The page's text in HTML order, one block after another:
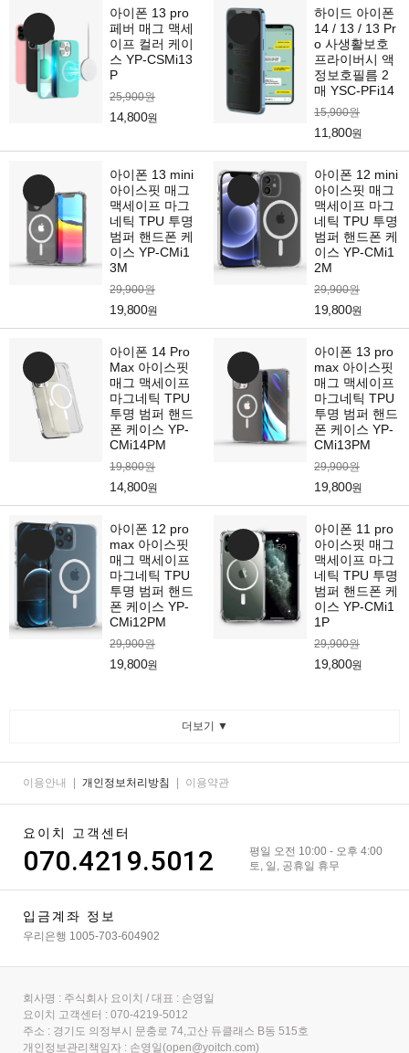
아이폰 13 pro
페버 매그 맥세
이프 컬러 케이
스 YP-CSMi13
P
25,900원
14,800원
하이드 아이폰
14 / 13 / 13 Pr
o 사생활보호
프라이버시 액
정보호필름 2
매 YSC-PFi14
15,900원
11,800원
아이폰 13 mini
아이스핏 매그
맥세이프 마그
네틱 TPU 투명
범퍼 핸드폰 케
이스 YP-CMi1
3M
29,900원
19,800원
아이폰 12 mini
아이스핏 매그
맥세이프 마그
네틱 TPU 투명
범퍼 핸드폰 케
이스 YP-CMi1
2M
29,900원
19,800원
아이폰 14 Pro
Max 아이스핏
매그 맥세이프
마그네틱 TPU
투명 범퍼 핸드
폰 케이스 YP-
CMi14PM
19,800원
14,800원
아이폰 13 pro
max 아이스핏
매그 맥세이프
마그네틱 TPU
투명 범퍼 핸드
폰 케이스 YP-
CMi13PM
29,900원
19,800원
아이폰 12 pro
max 아이스핏
매그 맥세이프
마그네틱 TPU
투명 범퍼 핸드
폰 케이스 YP-
CMi12PM
29,900원
19,800원
아이폰 11 pro
아이스핏 매그
맥세이프 마그
네틱 TPU 투명
범퍼 핸드폰 케
이스 YP-CMi1
1P
29,900원
19,800원
더보기 ▼
이용안내 개인정보처리방침 이용약관
요이치 고객센터
070.4219.5012
평일 오전 10:00 - 오후 4:00
토, 일, 공휴일 휴무
입금계좌 정보
우리은행 1005-703-604902
회사명 : 주식회사 요이치 / 대표 : 손영일
요이치 고객센터 : 070-4219-5012
주소 : 경기도 의정부시 문충로 74,고산 듀클래스 B동 515호
개인정보관리책임자 : 손영일(open@yoitch.com)